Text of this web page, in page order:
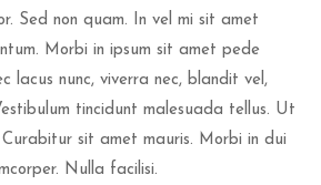
Sed non quam. In vel mi sit amet
Morbi in ipsum sit amet pede
lacus nunc, viverra nec, blandit vel,
tincidunt malesuada tellus. Ut
Curabitur sit amet mauris. Morbi in dui
Nulla facilisi.